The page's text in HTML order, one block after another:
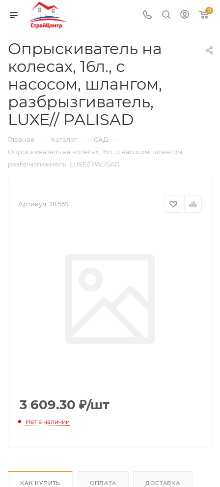
0
Опрыскиватель на
колесах, 16л., с
насосом, шлангом,
разбрызгиватель,
LUXE// PALISAD
Главная — Каталог — САД —
Опрыскиватель на колесах, 16л., с насосом, шлангом,
разбрызгиватель, LUXE// PALISAD
Артикул: 28 559
3 609.30 ₽/шт
Нет в наличии
КАК КУПИТЬ ОПЛАТА ДОСТАВКА